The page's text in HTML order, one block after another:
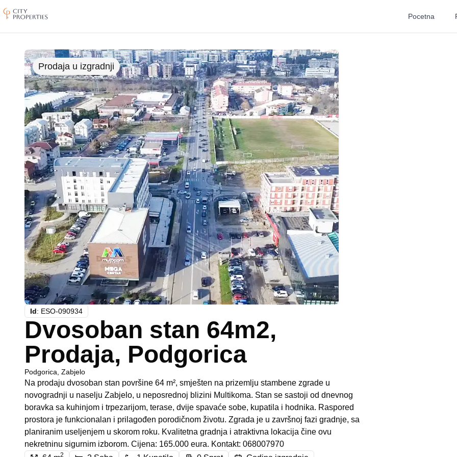
Pocetna
Prodaja u izgradnji
Id: ESO-090934
Dvosoban stan 64m2,
Prodaja, Podgorica
Podgorica Zabjelo
Na prodaju dvosoban stan površine 64 m², smješten na prizemlju stambene zgrade u
novogradnji u naselju Zabjelo, u neposrednoj blizini Multikoma. Stan se sastoji od dnevnog
boravka sa kuhinjom i trpezarijom, terase, dvije spavaće sobe, kupatila i hodnika. Raspored
prostora je funkcionalan i prilagođen porodičnom životu. Zgrada je u završnoj fazi gradnje, sa
planiranim useljenjem u skorom roku. Kvalitetna gradnja i atraktivna lokacija čine ovu
nekretninu sigurnim izborom. Cijena: 165.000 eura. Kontakt: 068007970
2